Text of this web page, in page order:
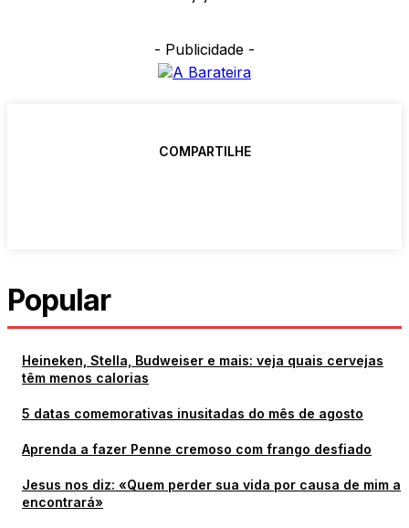
- Publicidade -
COMPARTILHE
Popular
Heineken, Stella, Budweiser e mais: veja quais cervejas
têm menos calorias
5 datas comemorativas inusitadas do mês de agosto
Aprenda a fazer Penne cremoso com frango desfiado
Jesus nos diz: «Quem perder sua vida por causa de mim a
encontrará»